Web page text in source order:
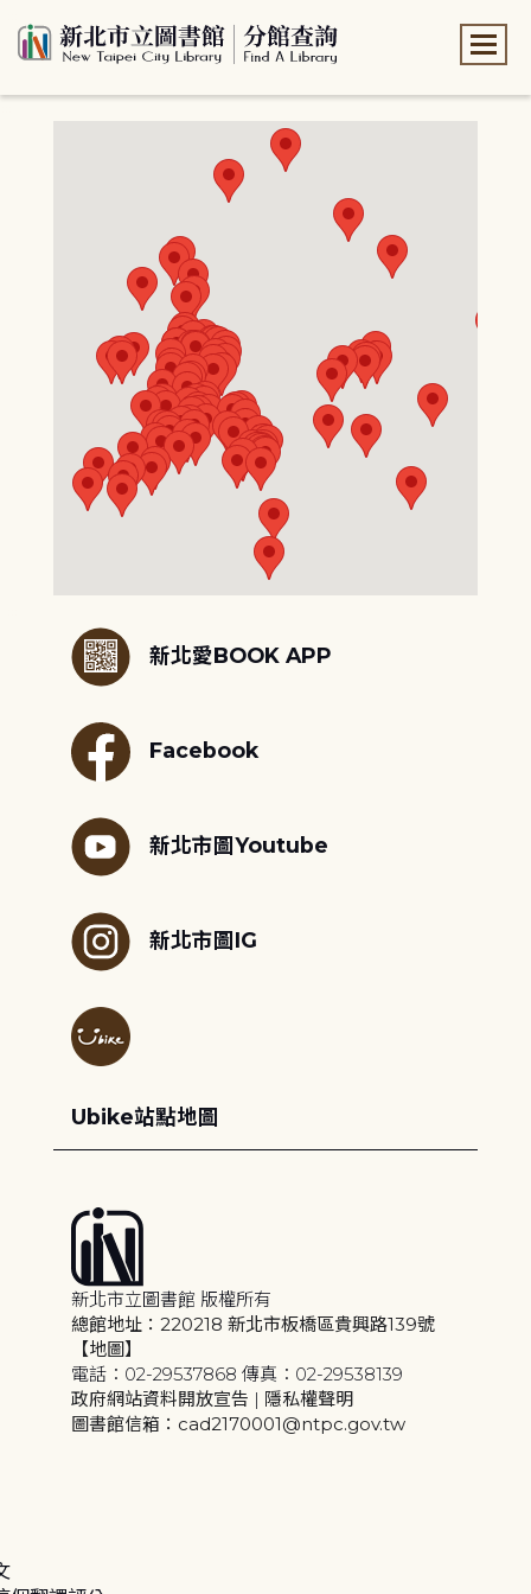
新北愛BOOK APP
Facebook
新北市圖Youtube
新北市圖IG
Ubike站點地圖
新北市立圖書館 版權所有
總館地址：220218 新北市板橋區貴興路139號
【地圖】
電話：02-29537868 傳真：02-29538139
政府網站資料開放宣告 | 隱私權聲明
圖書館信箱：cad2170001@ntpc.gov.tw